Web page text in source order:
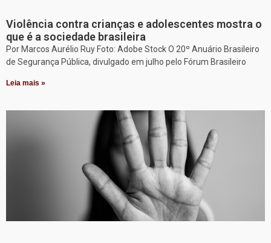
Violência contra crianças e adolescentes mostra o
que é a sociedade brasileira
Por Marcos Aurélio Ruy Foto: Adobe Stock O 20º Anuário Brasileiro
de Segurança Pública, divulgado em julho pelo Fórum Brasileiro
Leia mais »